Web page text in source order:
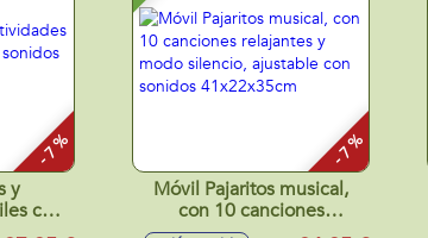
- 7 %
y
con
- 7 %
Móvil Pajaritos musical,
con 10 canciones
relajantes y modo silencio,